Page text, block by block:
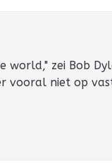
world," zei Bob
vooral niet op